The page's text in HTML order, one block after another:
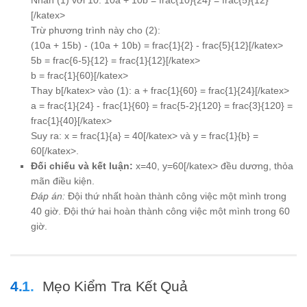
[/katex>
Trừ phương trình này cho (2):
(10a + 15b) - (10a + 10b) = frac{1}{2} - frac{5}{12}[/katex>
5b = frac{6-5}{12} = frac{1}{12}[/katex>
b = frac{1}{60}[/katex>
Thay b[/katex> vào (1): a + frac{1}{60} = frac{1}{24}[/katex>
a = frac{1}{24} - frac{1}{60} = frac{5-2}{120} = frac{3}{120} =
frac{1}{40}[/katex>
Suy ra: x = frac{1}{a} = 40[/katex> và y = frac{1}{b} =
60[/katex>.
Đối chiếu và kết luận: x=40, y=60[/katex> đều dương, thỏa
mãn điều kiện.
Đáp án: Đội thứ nhất hoàn thành công việc một mình trong
40 giờ. Đội thứ hai hoàn thành công việc một mình trong 60
giờ.
Mẹo Kiểm Tra Kết Quả